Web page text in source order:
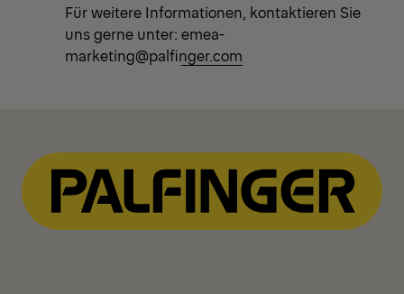
Für weitere Informationen, kontaktieren Sie
uns gerne unter: emea-
marketing@palfinger.com